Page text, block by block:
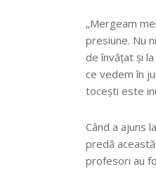
„Mergeam
presiune. Nu
de învățat și
ce vedem în
tocești este
Când a ajuns
predă
profesori au